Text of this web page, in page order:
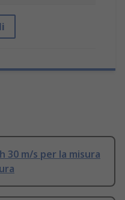
m/s per la misura